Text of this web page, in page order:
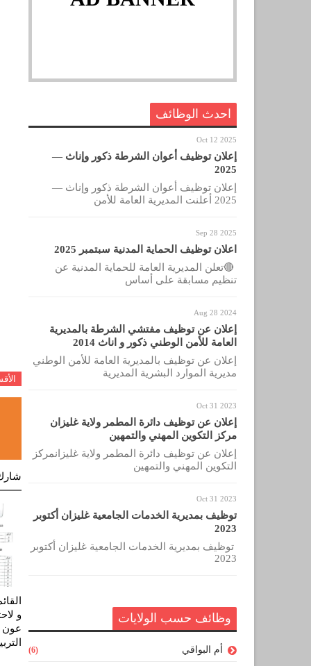
احدث الوظائف
Oct 12 2025
إعلان توظيف أعوان الشرطة ذكور وإناث —
2025
إعلان توظيف أعوان الشرطة ذكور وإناث —
2025 أعلنت المديرية العامة للأمن
Sep 28 2025
اعلان توظيف الحماية المدنية سبتمبر 2025
🔴تعلن المديرية العامة للحماية المدنية عن
تنظيم مسابقة على أساس
Aug 28 2024
إعلان عن توظيف مفتشي الشرطة بالمديرية
العامة للأمن الوطني ذكور و اناث 2014
إعلان عن توظيف بالمديرية العامة للأمن الوطني
مديرية الموارد البشرية المديرية
Oct 31 2023
إعلان عن توظيف دائرة المطمر ولاية غليزان
مركز التكوين المهني والتمهين
إعلان عن توظيف دائرة المطمر ولاية غليزانمركز
التكوين المهني والتمهين
Oct 31 2023
توظيف بمديرية الخدمات الجامعية غليزان أكتوبر
2023
توظيف بمديرية الخدمات الجامعية غليزان أكتوبر
2023
وظائف حسب الولايات
أم البواقي (6)
و